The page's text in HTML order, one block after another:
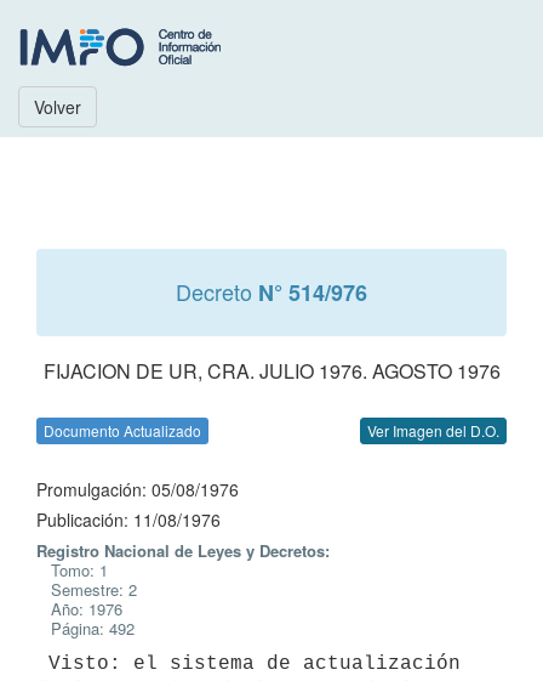
Volver
Decreto N° 514/976
FIJACION DE UR, CRA. JULIO 1976. AGOSTO 1976
Documento Actualizado Ver Imagen del D.O.
Promulgación: 05/08/1976
Publicación: 11/08/1976
Registro Nacional de Leyes y Decretos:
Tomo: 1
Semestre: 2
Año: 1976
Página: 492